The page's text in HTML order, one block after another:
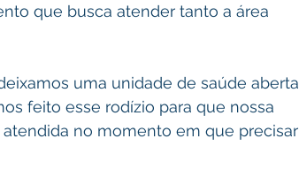
que busca atender tanto a área
uma unidade de saúde aberta
feito esse rodízio para que nossa
atendida no momento em que precisar